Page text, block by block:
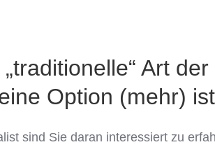
Art
Option (mehr) ist
sind Sie daran interessiert zu